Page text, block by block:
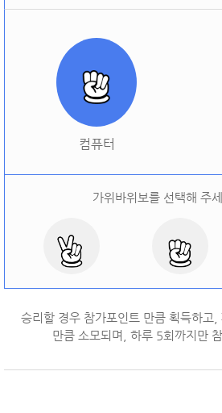
컴퓨터
가위바위보를 선택해 주
오늘 승률: 오늘
승리할 경우 참가포인트 만큼 획득하고,
만큼 소모되며, 하루 5회까지만